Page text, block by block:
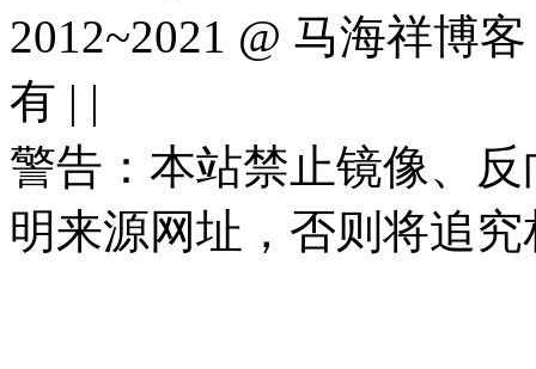
2012~2021 @ 马海祥博
有 | |
警告：本站禁止镜像、
明来源网址，否则将追